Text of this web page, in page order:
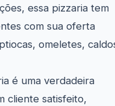
essa pizzaria tem
com sua oferta
omeletes,
é uma verdadeira
cliente satisfeito,